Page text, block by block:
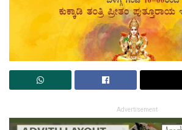
Advertisement